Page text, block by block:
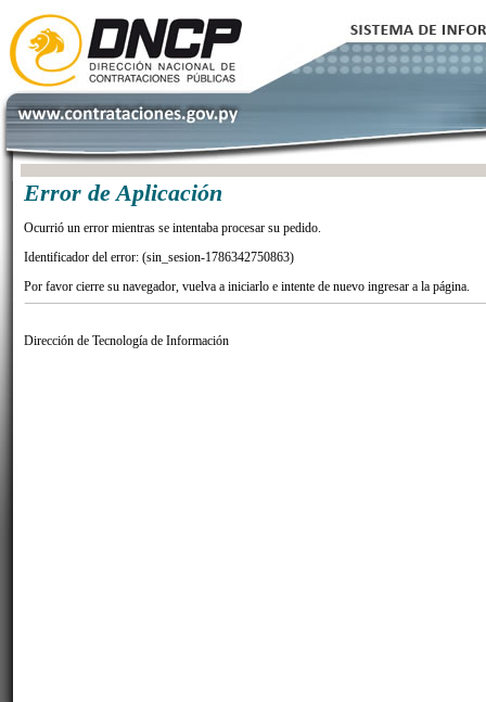
Error de Aplicación
Ocurrió un error mientras se intentaba procesar su pedido.
Identificador del error: (sin_sesion-1786342750863)
Por favor cierre su navegador, vuelva a iniciarlo e intente de nuevo ingresar a la página.
Dirección de Tecnología de Información